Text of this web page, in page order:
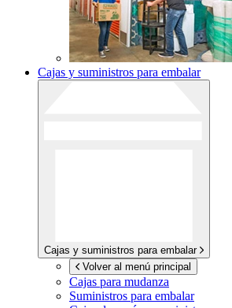
Cajas y suministros para embalar
Cajas y suministros para embalar
Volver al menú principal
Cajas para mudanza
Suministros para embalar